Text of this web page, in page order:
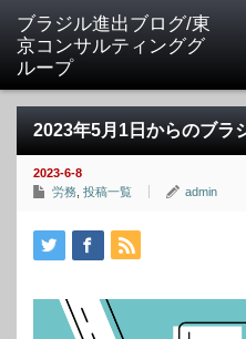
ブラジル進出ブログ/東
京コンサルティンググ
ループ
2023年5月1日からのブラ
2023-6-8
労務 投稿一覧 admin